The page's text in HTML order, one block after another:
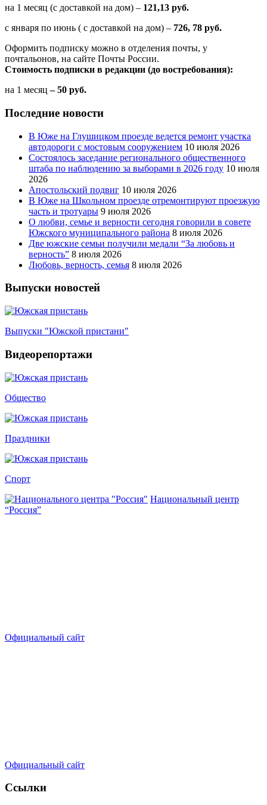
на 1 месяц (с доставкой на дом) – 121,13 руб.
с января по июнь ( с доставкой на дом) – 726, 78 руб.
Оформить подписку можно в отделения почты, у
почтальонов, на сайте Почты России.
Стоимость подписки в редакции (до востребования):
на 1 месяц – 50 руб.
Последние новости
В Юже на Глушицком проезде ведется ремонт участка
автодороги с мостовым сооружением 10 июля 2026
Состоялось заседание регионального общественного
штаба по наблюдению за выборами в 2026 году 10 июля
2026
Апостольский подвиг 10 июля 2026
В Юже на Школьном проезде отремонтируют проезжую
часть и тротуары 9 июля 2026
О любви, семье и верности сегодня говорили в совете
Южского муниципального района 8 июля 2026
Две южские семьи получили медали “За любовь и
верность” 8 июля 2026
Любовь, верность, семья 8 июля 2026
Выпуски новостей
Выпуски "Южской пристани"
Видеорепортажи
Общество
Праздники
Спорт
Национальный центр
“Россия”
Официальный сайт
Официальный сайт
Ссылки